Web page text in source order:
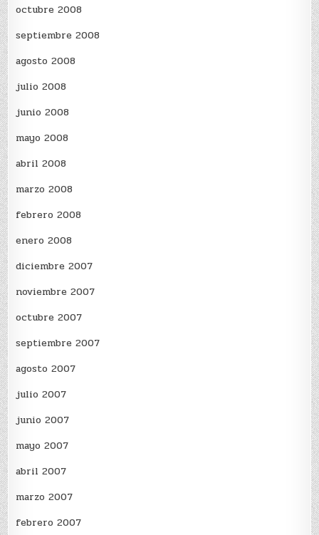
octubre 2008
septiembre 2008
agosto 2008
julio 2008
junio 2008
mayo 2008
abril 2008
marzo 2008
febrero 2008
enero 2008
diciembre 2007
noviembre 2007
octubre 2007
septiembre 2007
agosto 2007
julio 2007
junio 2007
mayo 2007
abril 2007
marzo 2007
febrero 2007